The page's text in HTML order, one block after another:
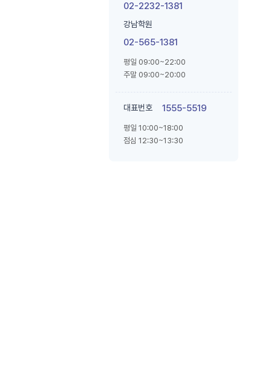
02-2232-1381
강남학원
02-565-1381
평일 09:00~22:00
주말 09:00~20:00
대표번호 1555-5519
평일 10:00~18:00
점심 12:30~13:30